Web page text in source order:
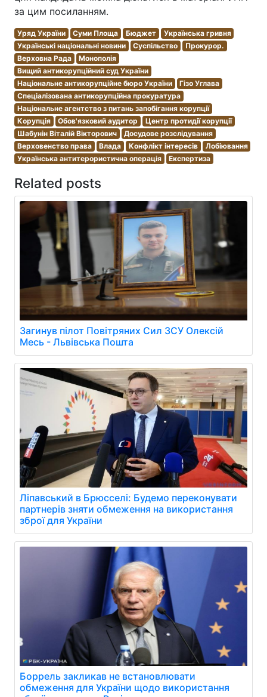
за цим посиланням.
Уряд України Суми Площа Бюджет
Українська гривня
Українські національні новини
Суспільство
Прокурор.
Верховна Рада
Монополія
Вищий антикорупційний суд України
Національне антикорупційне бюро України
Гізо Углава
Спеціалізована антикорупційна прокуратура
Національне агентство з питань запобігання корупції
Корупція
Обов'язковий аудитор
Центр протидії корупції
Шабунін Віталій Вікторович
Досудове розслідування
Верховенство права
Влада Конфлікт інтересів
Лобіювання
Українська антитерористична операція
Експертиза
Related posts
Загинув пілот Повітряних Сил ЗСУ Олексій
Месь - Львівська Пошта
Ліпавський в Брюсселі: Будемо переконувати
партнерів зняти обмеження на використання
зброї для України
Боррель закликав не встановлювати
обмеження для України щодо використання